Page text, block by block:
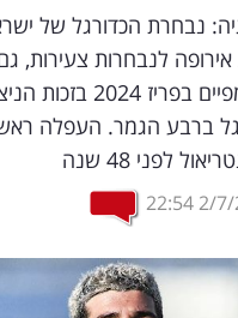
נבחרת הכדורגל של
לנבחרות צעירות,
במשחקים האולימפיים בפריז
ברבע הגמר. העפלה
לפני 48 שנה
2/7/
22:54